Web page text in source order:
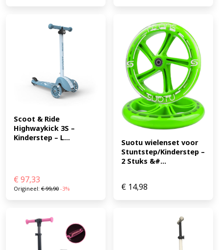
Scoot & Ride
Highwaykick 3S –
Kinderstep – L...
€ 97,33
Origineel: €99,90 -3%
Suotu wielenset voor
Stuntstep/Kinderstep –
2 Stuks &#...
€ 14,98